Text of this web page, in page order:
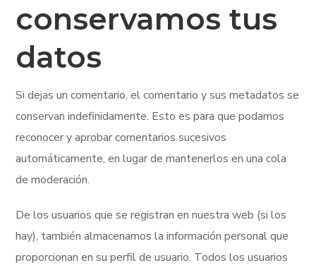
conservamos tus
datos
Si dejas un comentario, el comentario y sus metadatos se
conservan indefinidamente. Esto es para que podamos
reconocer y aprobar comentarios sucesivos
automáticamente, en lugar de mantenerlos en una cola
de moderación.
De los usuarios que se registran en nuestra web (si los
hay), también almacenamos la información personal que
proporcionan en su perfil de usuario. Todos los usuarios